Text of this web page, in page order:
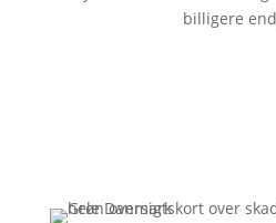
billigere